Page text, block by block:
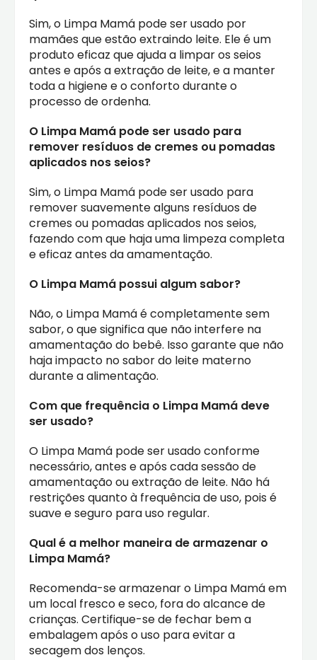
Sim, o Limpa Mamá pode ser usado por
mamães que estão extraindo leite. Ele é um
produto eficaz que ajuda a limpar os seios
antes e após a extração de leite, e a manter
toda a higiene e o conforto durante o
processo de ordenha.
O Limpa Mamá pode ser usado para
remover resíduos de cremes ou pomadas
aplicados nos seios?
Sim, o Limpa Mamá pode ser usado para
remover suavemente alguns resíduos de
cremes ou pomadas aplicados nos seios,
fazendo com que haja uma limpeza completa
e eficaz antes da amamentação.
O Limpa Mamá possui algum sabor?
Não, o Limpa Mamá é completamente sem
sabor, o que significa que não interfere na
amamentação do bebê. Isso garante que não
haja impacto no sabor do leite materno
durante a alimentação.
Com que frequência o Limpa Mamá deve
ser usado?
O Limpa Mamá pode ser usado conforme
necessário, antes e após cada sessão de
amamentação ou extração de leite. Não há
restrições quanto à frequência de uso, pois é
suave e seguro para uso regular.
Qual é a melhor maneira de armazenar o
Limpa Mamá?
Recomenda-se armazenar o Limpa Mamá em
um local fresco e seco, fora do alcance de
crianças. Certifique-se de fechar bem a
embalagem após o uso para evitar a
secagem dos lenços.